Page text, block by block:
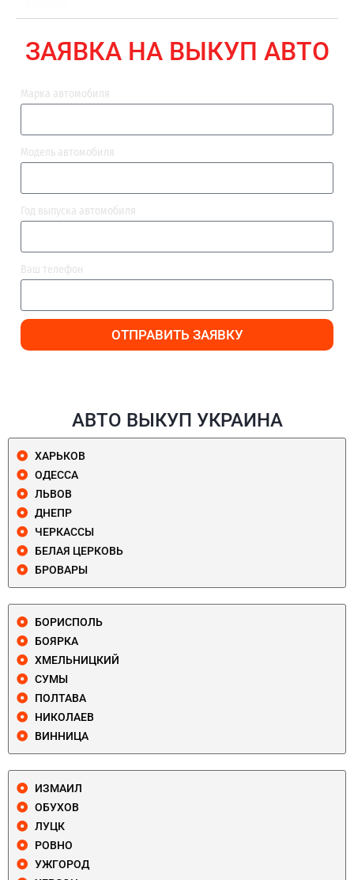
ЗАЯВКА НА ВЫКУП АВТО
Марка автомобиля
Модель автомобиля
Год выпуска автомобиля
Ваш телефон
ОТПРАВИТЬ ЗАЯВКУ
АВТО ВЫКУП УКРАИНА
ХАРЬКОВ
ОДЕССА
ЛЬВОВ
ДНЕПР
ЧЕРКАССЫ
БЕЛАЯ ЦЕРКОВЬ
БРОВАРЫ
БОРИСПОЛЬ
БОЯРКА
ХМЕЛЬНИЦКИЙ
СУМЫ
ПОЛТАВА
НИКОЛАЕВ
ВИННИЦА
ИЗМАИЛ
ОБУХОВ
ЛУЦК
РОВНО
УЖГОРОД